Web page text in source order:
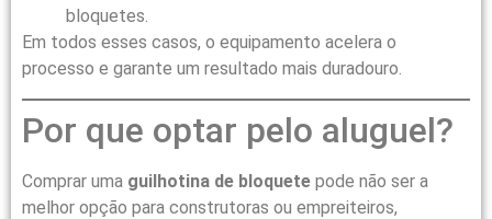
bloquetes.
Em todos esses casos, o equipamento acelera o
processo e garante um resultado mais duradouro.
Por que optar pelo aluguel?
Comprar uma guilhotina de bloquete pode não ser a
melhor opção para construtoras ou empreiteiros,